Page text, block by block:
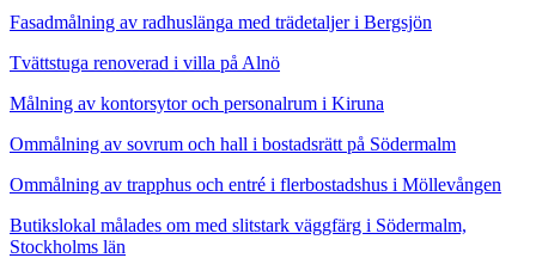
Fasadmålning av radhuslänga med trädetaljer i Bergsjön
Tvättstuga renoverad i villa på Alnö
Målning av kontorsytor och personalrum i Kiruna
Ommålning av sovrum och hall i bostadsrätt på Södermalm
Ommålning av trapphus och entré i flerbostadshus i Möllevången
Butikslokal målades om med slitstark väggfärg i Södermalm,
Stockholms län